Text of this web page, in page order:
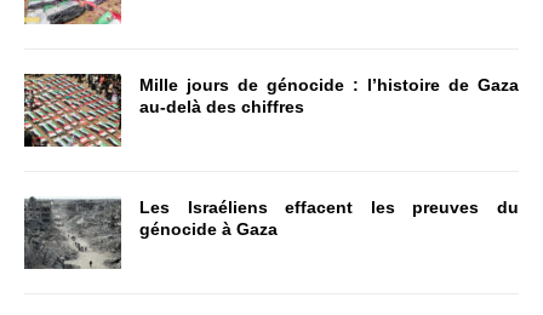
Mille jours de génocide : l’histoire de Gaza
au-delà des chiffres
Les Israéliens effacent les preuves du
génocide à Gaza